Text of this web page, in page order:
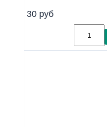
30 руб